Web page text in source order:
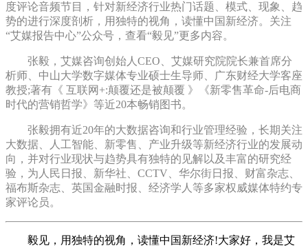
度评论音频节目，针对新经济行业热门话题、模式、现象、趋
势的进行深度剖析，用独特的视角，读懂中国新经济。关注
“艾媒报告中心”公众号，查看“毅见”更多内容。
张毅，艾媒咨询创始人CEO、艾媒研究院院长兼首席分
析师、中山大学数字媒体专业硕士生导师、广东财经大学客座
教授;著有《 互联网+:颠覆还是被颠覆 》《新零售革命-后电商
时代的营销哲学》等近20本畅销图书。
张毅拥有近20年的大数据咨询和行业管理经验，长期关注
大数据、人工智能、新零售、产业升级等新经济行业的发展动
向，并对行业现状与趋势具有独特的见解以及丰富的研究经
验，为人民日报、新华社、CCTV、华尔街日报、财富杂志、
福布斯杂志、英国金融时报、经济学人等多家权威媒体特约专
家评论员。
毅见，用独特的视角，读懂中国新经济!大家好，我是艾